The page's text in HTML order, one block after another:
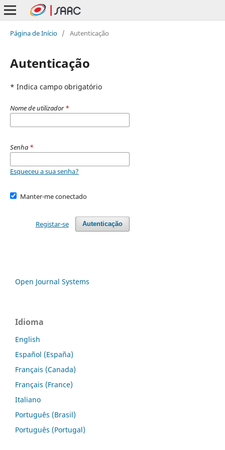
Página de Início / Autenticação
Autenticação
* Indica campo obrigatório
Nome de utilizador*
Senha *
Esqueceu a sua senha?
Manter-me conectado
Autenticação
Registar-se
Open Journal Systems
Idioma
English
Español (España)
Français (Canada)
Français (France)
Italiano
Português (Brasil)
Português (Portugal)